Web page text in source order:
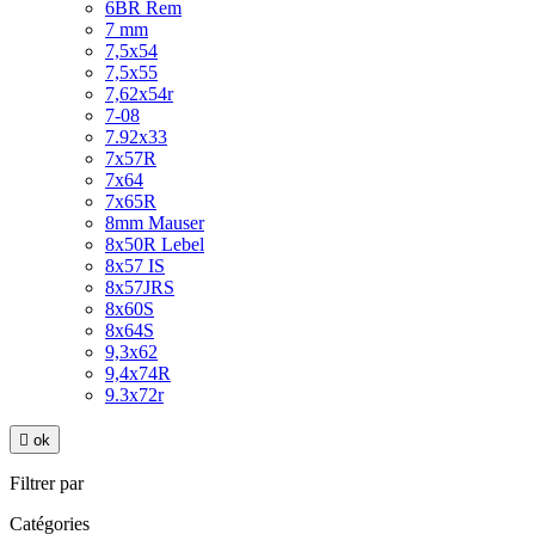
6BR Rem
7 mm
7,5x54
7,5x55
7,62x54r
7-08
7.92x33
7x57R
7x64
7x65R
8mm Mauser
8x50R Lebel
8x57 IS
8x57JRS
8x60S
8x64S
9,3x62
9,4x74R
9.3x72r
 ok
Filtrer par
Catégories